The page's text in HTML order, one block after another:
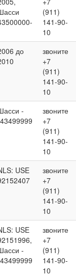
(911)
141-90-
10
до
звоните
+7
(911)
141-90-
10
-
звоните
+7
(911)
141-90-
10
USE
звоните
+7
(911)
141-90-
10
USE
-
звоните
+7
(911)
141-90-
10